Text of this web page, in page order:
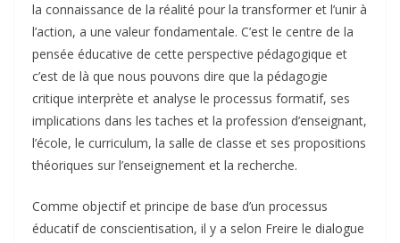
la connaissance de la réalité pour la transformer et l’unir à
l’action, a une valeur fondamentale. C’est le centre de la
pensée éducative de cette perspective pédagogique et
c’est de là que nous pouvons dire que la pédagogie
critique interprète et analyse le processus formatif, ses
implications dans les taches et la profession d’enseignant,
l’école, le curriculum, la salle de classe et ses propositions
théoriques sur l’enseignement et la recherche.
Comme objectif et principe de base d’un processus
éducatif de conscientisation, il y a selon Freire le dialogue